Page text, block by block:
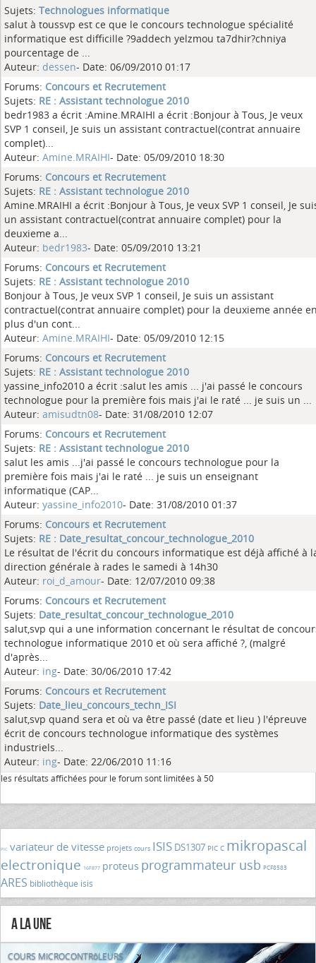
Sujets: Technologues informatique
salut à toussvp est ce que le concours technologue spécialité
informatique est difficille ?9addech yelzmou ta7dhir?chniya
pourcentage de ...
Auteur: dessen- Date: 06/09/2010 01:17
Forums: Concours et Recrutement
Sujets: RE : Assistant technologue 2010
bedr1983 a écrit :Amine.MRAIHI a écrit :Bonjour à Tous, Je veux
SVP 1 conseil, Je suis un assistant contractuel(contrat annuaire
complet)...
Auteur: Amine.MRAIHI- Date: 05/09/2010 18:30
Forums: Concours et Recrutement
Sujets: RE : Assistant technologue 2010
Amine.MRAIHI a écrit :Bonjour à Tous, Je veux SVP 1 conseil, Je
un assistant contractuel(contrat annuaire complet) pour la
deuxieme a...
Auteur: bedr1983- Date: 05/09/2010 13:21
Forums: Concours et Recrutement
Sujets: RE : Assistant technologue 2010
Bonjour à Tous, Je veux SVP 1 conseil, Je suis un assistant
contractuel(contrat annuaire complet) pour la deuxieme année
plus d'un cont...
Auteur: Amine.MRAIHI- Date: 05/09/2010 12:15
Forums: Concours et Recrutement
Sujets: RE : Assistant technologue 2010
yassine_info2010 a écrit :salut les amis ... j'ai passé le concours
technologue pour la première fois mais j'ai le raté ... je suis un ...
Auteur: amisudtn08- Date: 31/08/2010 12:07
Forums: Concours et Recrutement
Sujets: RE : Assistant technologue 2010
salut les amis ...j'ai passé le concours technologue pour la
première fois mais j'ai le raté ... je suis un enseignant
informatique (CAP...
Auteur: yassine_info2010- Date: 31/08/2010 01:37
Forums: Concours et Recrutement
Sujets: RE : Date_resultat_concour_technologue_2010
Le résultat de l'écrit du concours informatique est déjà affiché à
direction générale à rades le samedi à 14h30
Auteur: roi_d_amour- Date: 12/07/2010 09:38
Forums: Concours et Recrutement
Sujets: Date_resultat_concour_technologue_2010
salut,svp qui a une information concernant le résultat de
technologue informatique 2010 et où sera affiché ?, (malgré
d'après...
Auteur: ing- Date: 30/06/2010 17:42
Forums: Concours et Recrutement
Sujets: Date_lieu_concours_techn_ISI
salut,svp quand sera et où va être passé (date et lieu ) l'épreuve
écrit de concours technologue informatique des systèmes
industriels...
Auteur: ing- Date: 22/06/2010 11:16
les résultats affichées pour le forum sont limitées à 50
PIC variateur de vitesse projets cours ISIS DS1307 PIC C mikropascal
electronique 16F877 proteus programmateur usb PCF8583
ARES bibliothèque isis
A la Une
COURS MICROCONTRôLEURS